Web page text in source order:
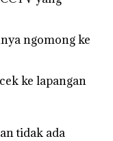
ngomong ke
ke lapangan
tidak ada